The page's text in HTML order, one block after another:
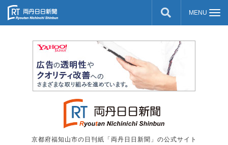
京都府福知山市の日刊紙「両丹日日新聞」の公式サイト